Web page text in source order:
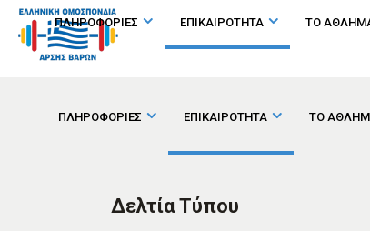
ΠΛΗΡΟΦΟΡΙΕΣ ΕΠΙΚΑΙΡΟΤΗΤΑ ΤΟ
ΠΛΗΡΟΦΟΡΙΕΣ ΕΠΙΚΑΙΡΟΤΗΤΑ ΤΟ
Δελτία Τύπου